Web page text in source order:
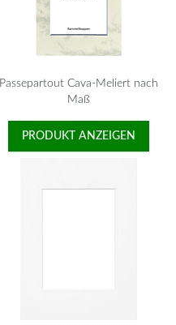
Passepartout Cava-Meliert nach
Maß
PRODUKT ANZEIGEN